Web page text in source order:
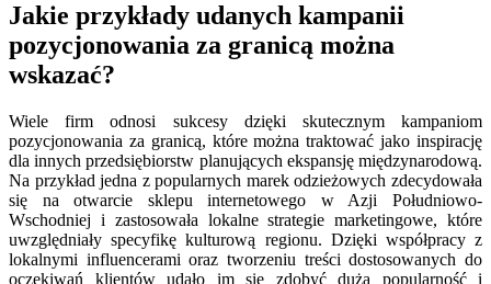
Jakie przykłady udanych kampanii
pozycjonowania za granicą można
wskazać?
Wiele firm odnosi sukcesy dzięki skutecznym kampaniom
pozycjonowania za granicą, które można traktować jako inspirację
dla innych przedsiębiorstw planujących ekspansję międzynarodową.
Na przykład jedna z popularnych marek odzieżowych zdecydowała
się na otwarcie sklepu internetowego w Azji Południowo-
Wschodniej i zastosowała lokalne strategie marketingowe, które
uwzględniały specyfikę kulturową regionu. Dzięki współpracy z
lokalnymi influencerami oraz tworzeniu treści dostosowanych do
oczekiwań klientów udało im się zdobyć dużą popularność i